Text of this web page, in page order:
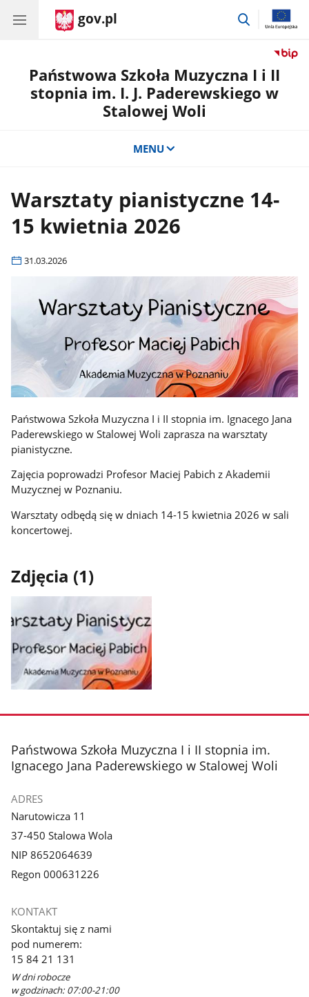
gov.pl
przejdź
Państwowa Szkoła Muzyczna I i II
stopnia im. I. J. Paderewskiego w
Stalowej Woli
MENU
Warsztaty pianistyczne 14-
15 kwietnia 2026
31.03.2026
Państwowa Szkoła Muzyczna I i II stopnia im. Ignacego Jana
Paderewskiego w Stalowej Woli zaprasza na warsztaty
pianistyczne.
Zajęcia poprowadzi Profesor Maciej Pabich z Akademii
Muzycznej w Poznaniu.
Warsztaty odbędą się w dniach 14-15 kwietnia 2026 w sali
koncertowej.
Zdjęcia (1)
zdjęcie
galerii.
stopka
Państwowa Szkoła Muzyczna I i II stopnia im.
Ignacego Jana Paderewskiego w Stalowej Woli
ADRES
Narutowicza 11
37-450 Stalowa Wola
NIP 8652064639
Regon 000631226
KONTAKT
Skontaktuj się z nami
pod numerem:
15 84 21 131
W dni robocze
w godzinach: 07:00-21:00